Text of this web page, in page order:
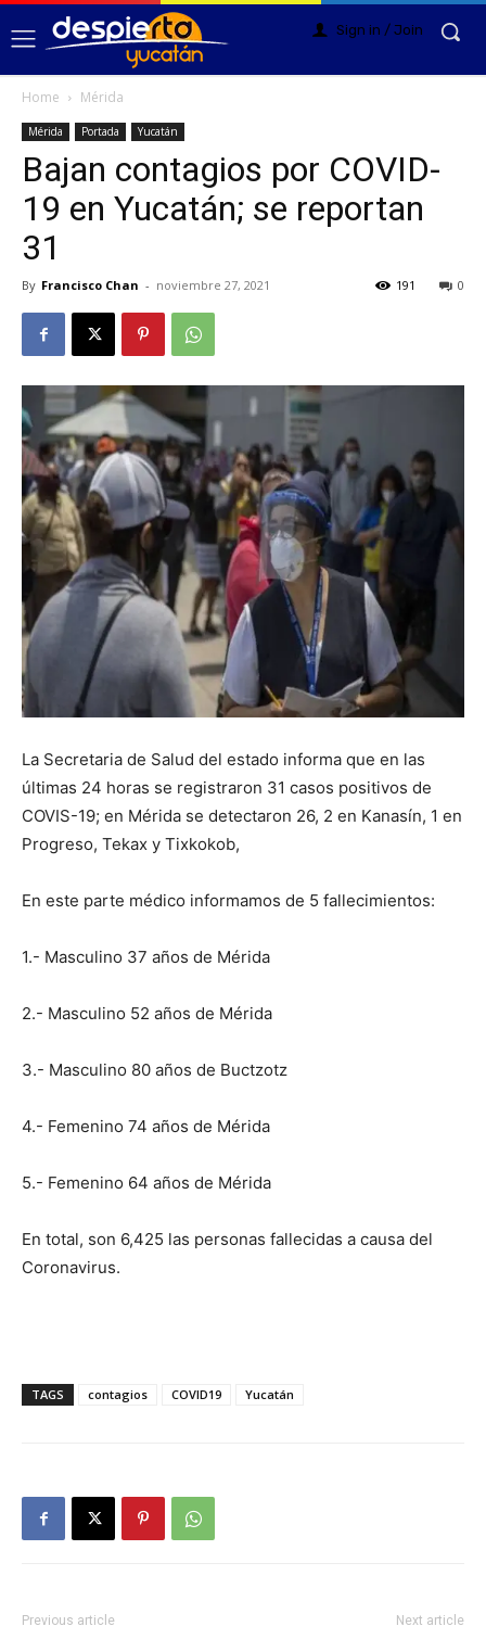
Sign in / Join
Home Mérida
Mérida Portada Yucatán
Bajan contagios por COVID-
19 en Yucatán; se reportan
31
By Francisco Chan - noviembre 27, 2021 0
191
La Secretaria de Salud del estado informa que en las
últimas 24 horas se registraron 31 casos positivos de
COVIS-19; en Mérida se detectaron 26, 2 en Kanasín, 1 en
Progreso, Tekax y Tixkokob,
En este parte médico informamos de 5 fallecimientos:
1.- Masculino 37 años de Mérida
2.- Masculino 52 años de Mérida
3.- Masculino 80 años de Buctzotz
4.- Femenino 74 años de Mérida
5.- Femenino 64 años de Mérida
En total, son 6,425 las personas fallecidas a causa del
Coronavirus.
TAGS contagios COVID19 Yucatán
Previous article Next article